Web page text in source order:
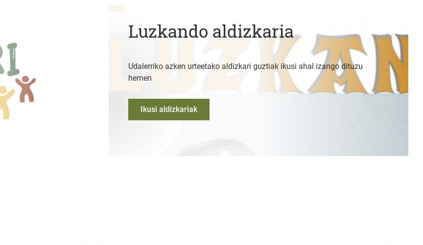
Luzkando aldizkaria
Udalerriko azken urteetako aldizkari guztiak ikusi ahal izango dituzu
hemen
Ikusi aldizkariak